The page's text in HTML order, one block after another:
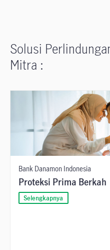
Solusi
Mitra :
Bank Danamon Indonesia
Proteksi Prima Berkah
Selengkapnya